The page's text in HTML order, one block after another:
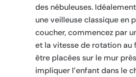
des nébuleuses.
une veilleuse classique en
coucher, commencez par
et la vitesse de rotation au
être placées sur le mur
impliquer l’enfant dans le